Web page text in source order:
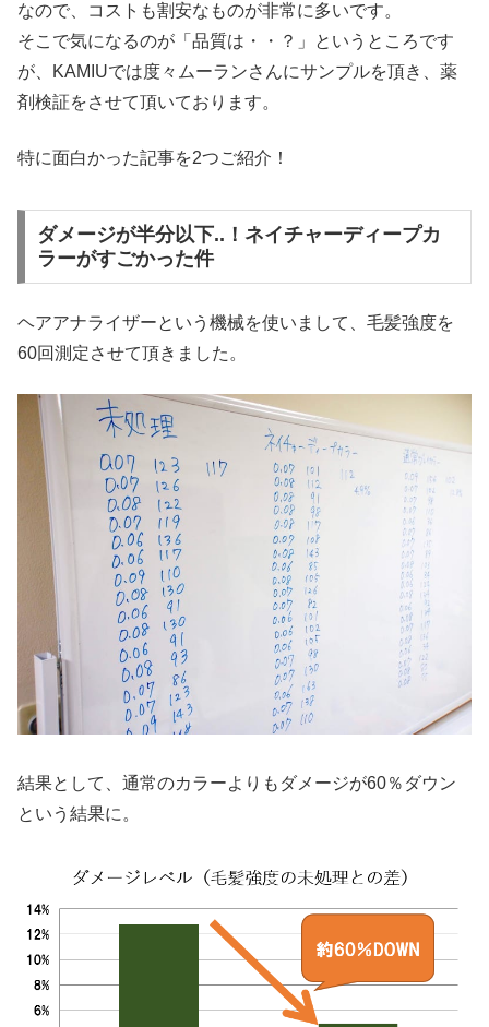
なので、コストも割安なものが非常に多いです。
そこで気になるのが「品質は・・？」というところです
が、KAMIUでは度々ムーランさんにサンプルを頂き、薬
剤検証をさせて頂いております。
特に面白かった記事を2つご紹介！
ダメージが半分以下..！ネイチャーディープカ
ラーがすごかった件
ヘアアナライザーという機械を使いまして、毛髪強度を
60回測定させて頂きました。
結果として、通常のカラーよりもダメージが60％ダウン
という結果に。